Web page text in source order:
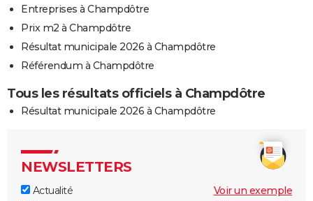
Entreprises à Champdôtre
Prix m2 à Champdôtre
Résultat municipale 2026 à Champdôtre
Référendum à Champdôtre
Tous les résultats officiels à Champdôtre
Résultat municipale 2026 à Champdôtre
NEWSLETTERS
Actualité
Voir un exemple